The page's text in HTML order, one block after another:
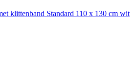
klittenband Standard 110 x 130 cm wit